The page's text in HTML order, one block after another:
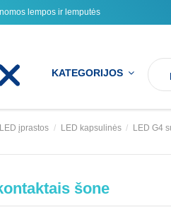
lempos ir lemputės
KATEGORIJOS
LED įprastos LED kapsulinės LED G4
šone